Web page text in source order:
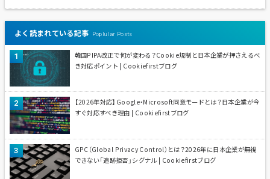
よく読まれている記事 Poplular Posts
韓国PIPA改正で何が変わる？Cookie規制と日本企業が押さえるべ
き対応ポイント | Cookiefirstブログ
【2026年対応】Google・Microsoft同意モードとは？日本企業が今
すぐ対応すべき理由 | Cookiefirstブログ
GPC（Global Privacy Control）とは？2026年に日本企業が無視
できない「追跡拒否」シグナル | Cookiefirstブログ